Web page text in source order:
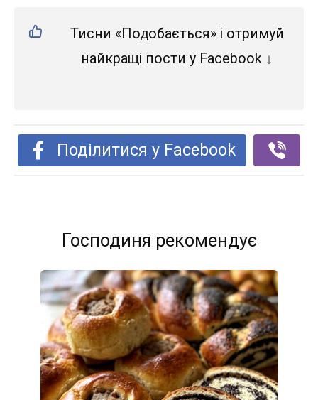
Тисни «Подобається» і отримуй
найкращі пости у Facebook ↓
Поділитися у Facebook
Господиня рекомендує